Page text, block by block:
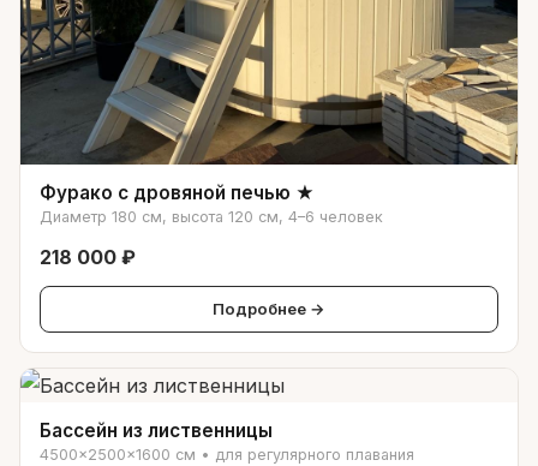
Фурако с дровяной печью ★
Диаметр 180 см, высота 120 см, 4–6 человек
218 000 ₽
Подробнее →
Бассейн из лиственницы
4500×2500×1600 см • для регулярного плавания